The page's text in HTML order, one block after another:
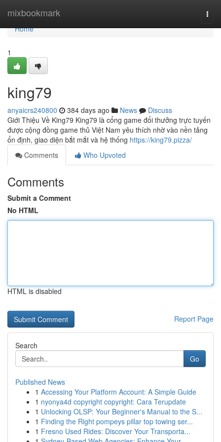
mixbookmark
Home
Home
1
king79
anyaicrs240800 384 days ago News
Discuss
Giới Thiệu Về King79 King79 là cổng game đổi thưởng trực tuyến
được cộng đồng game thủ Việt Nam yêu thích nhờ vào nền tảng
ổn định, giao diện bắt mắt và hệ thống https://king79.pizza/
Comments
Who Upvoted
Comments
Submit a Comment
No HTML
HTML is disabled
Report Page
Search
Go
Published News
1 Accessing Your Platform Account: A Simple Guide
1 nyonya4d copyright copyright: Cara Terupdate
1 Unlocking OLSP: Your Beginner's Manual to the S...
1 Finding the Right pompeys pillar top towing ser...
1 Fresno Used Rides: Discover Your Transporta...